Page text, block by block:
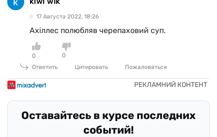
17 Августа 2022, 18:26
Ахіллес полюбляв черепаховий суп.
0
0
Ответить
Цитировать Пожаловаться
Оставайтесь в курсе последних
событий!